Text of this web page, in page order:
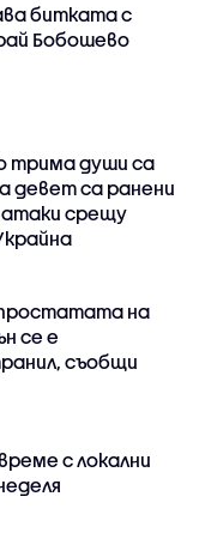
битката с
Бобошево
трима души са
девет са ранени
атаки срещу
на
се е
съобщи
с локални